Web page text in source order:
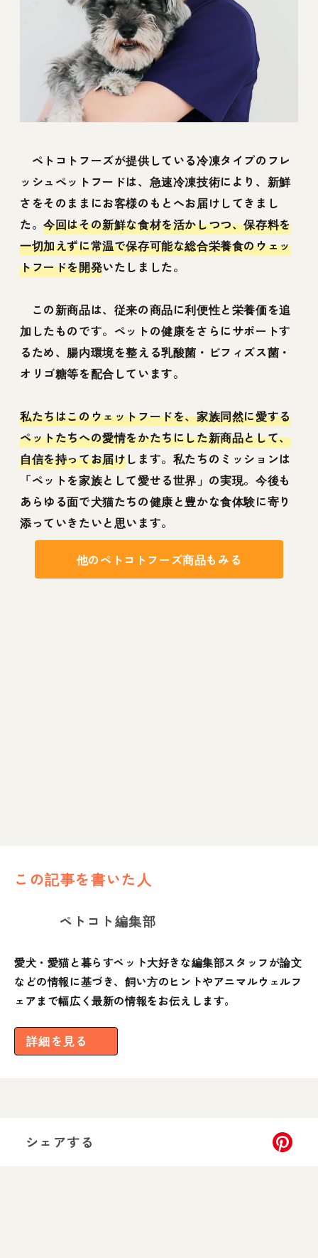
ペトコトフーズが提供している冷凍タイプのフレ
ッシュペットフードは、急速冷凍技術により、新鮮
さをそのままにお客様のもとへお届けしてきまし
た。今回はその新鮮な食材を活かしつつ、保存料を
一切加えずに常温で保存可能な総合栄養食のウェッ
トフードを開発いたしました。
この新商品は、従来の商品に利便性と栄養価を追
加したものです。ペットの健康をさらにサポートす
るため、腸内環境を整える乳酸菌・ビフィズス菌・
オリゴ糖等を配合しています。
私たちはこのウェットフードを、家族同然に愛する
ペットたちへの愛情をかたちにした新商品として、
自信を持ってお届けします。私たちのミッションは
「ペットを家族として愛せる世界」の実現。今後も
あらゆる面で犬猫たちの健康と豊かな食体験に寄り
添っていきたいと思います。
他のペトコトフーズ商品もみる
この記事を書いた人
ペトコト編集部
愛犬・愛猫と暮らすペット大好きな編集部スタッフが論文
などの情報に基づき、飼い方のヒントやアニマルウェルフ
ェアまで幅広く最新の情報をお伝えします。
詳細を見る
シェアする